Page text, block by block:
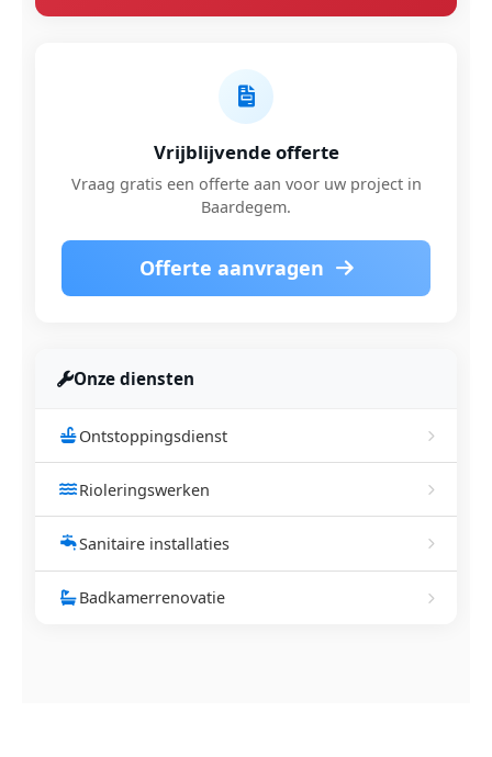
Vrijblijvende offerte
Vraag gratis een offerte aan voor uw project in
Baardegem.
Offerte aanvragen
Onze diensten
Ontstoppingsdienst
Rioleringswerken
Sanitaire installaties
Badkamerrenovatie